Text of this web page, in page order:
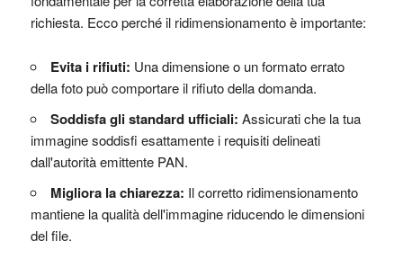
richiesta. Ecco perché il ridimensionamento è importante:
Evita i rifiuti: Una dimensione o un formato errato
della foto può comportare il rifiuto della domanda.
Soddisfa gli standard ufficiali: Assicurati che la tua
immagine soddisfi esattamente i requisiti delineati
dall'autorità emittente PAN.
Migliora la chiarezza: Il corretto ridimensionamento
mantiene la qualità dell'immagine riducendo le dimensioni
del file.